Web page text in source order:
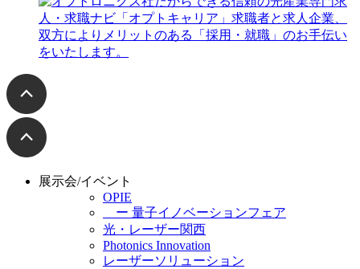
展示会/イベント
OPIE
ー 量子イノベーションフェア
光・レーザー関西
Photonics Innovation
レーザーソリューション